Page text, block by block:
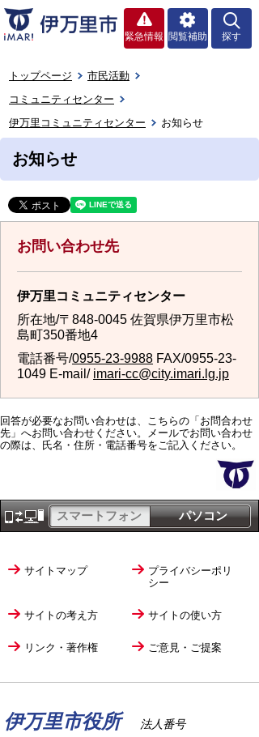
緊急情報 閲覧補助 探す
トップページ
市民活動
コミュニティセンター
伊万里コミュニティセンター
お知らせ
お知らせ
お問い合わせ先
伊万里コミュニティセンター
所在地/〒848-0045 佐賀県伊万里市松
島町350番地4
電話番号/0955-23-9988 FAX/0955-23-
1049 E-mail/ imari-cc@city.imari.lg.jp
回答が必要なお問い合わせは、こちらの「お問合わせ
先」へお問い合わせください。メールでお問い合わせ
の際は、氏名・住所・電話番号をご記入ください。
パソコン
スマートフォン
サイトマップ
プライバシーポリ
シー
サイトの考え方 サイトの使い方
リンク・著作権 ご意見・ご提案
伊万里市役所
法人番号